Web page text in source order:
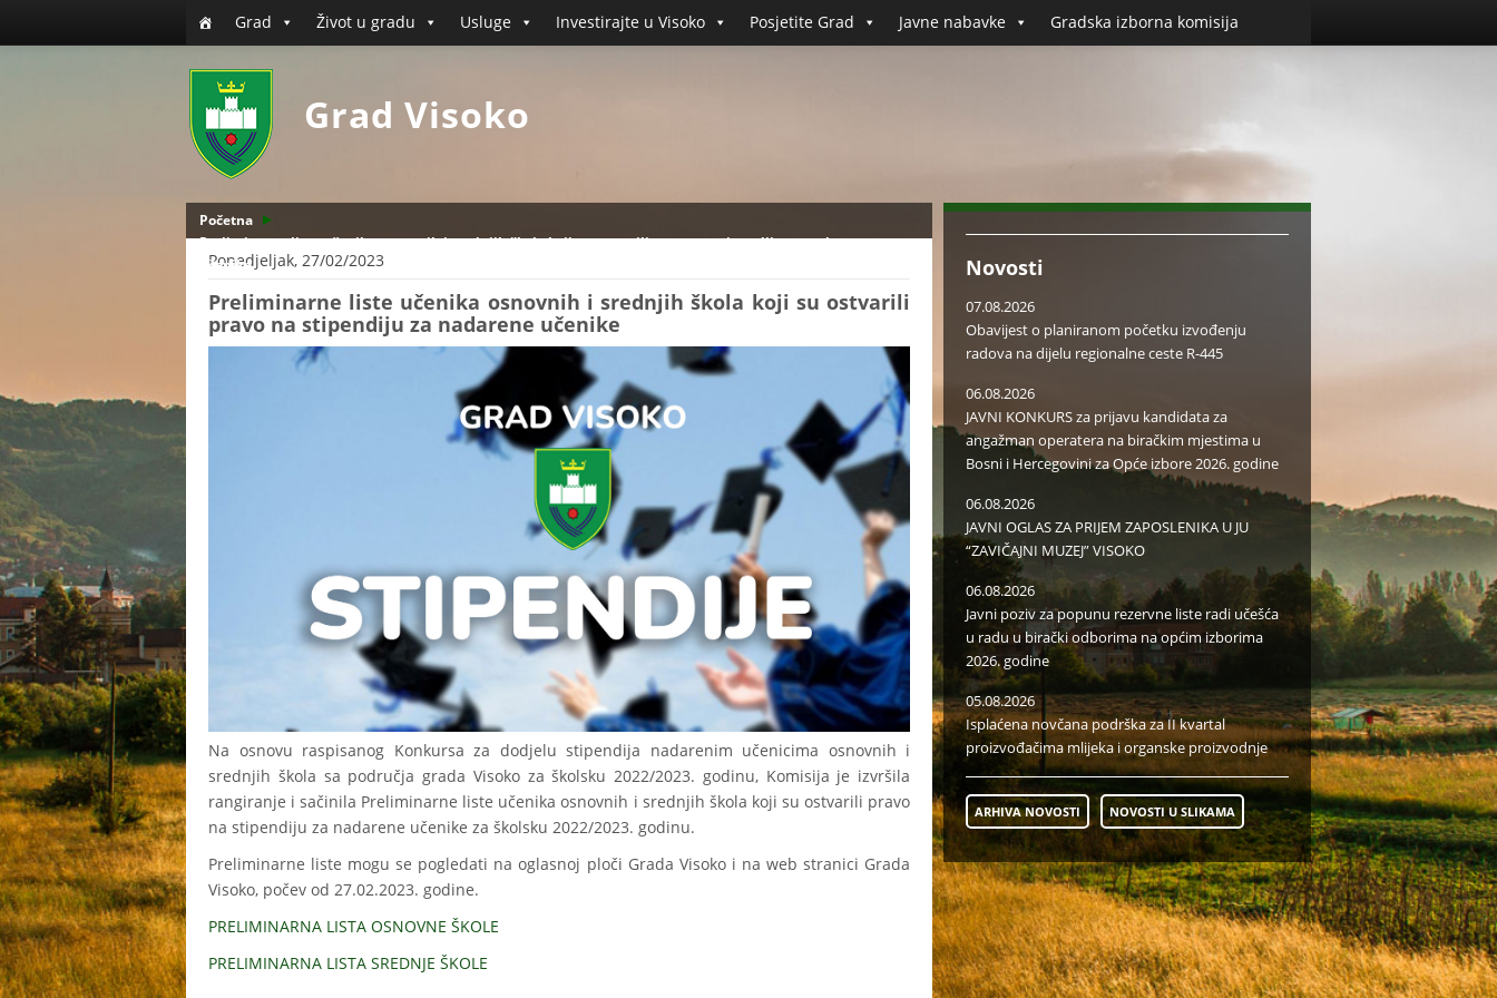
Grad Život u gradu Usluge Investirajte u Visoko Posjetite Grad Javne nabavke Gradska izborna komisija
Grad Visoko
Početna
Preliminarne liste učenika osnovnih i srednjih škola koji su ostvarili pravo na stipendiju za nadarene
učenike
Ponedjeljak, 27/02/2023
Preliminarne liste učenika osnovnih i srednjih škola koji su ostvarili
pravo na stipendiju za nadarene učenike
Na osnovu raspisanog Konkursa za dodjelu stipendija nadarenim učenicima osnovnih i
srednjih škola sa područja grada Visoko za školsku 2022/2023. godinu, Komisija je izvršila
rangiranje i sačinila Preliminarne liste učenika osnovnih i srednjih škola koji su ostvarili pravo
na stipendiju za nadarene učenike za školsku 2022/2023. godinu.
Preliminarne liste mogu se pogledati na oglasnoj ploči Grada Visoko i na web stranici Grada
Visoko, počev od 27.02.2023. godine.
PRELIMINARNA LISTA OSNOVNE ŠKOLE
PRELIMINARNA LISTA SREDNJE ŠKOLE
Novosti
07.08.2026
Obavijest o planiranom početku izvođenju
radova na dijelu regionalne ceste R-445
06.08.2026
JAVNI KONKURS za prijavu kandidata za
angažman operatera na biračkim mjestima u
Bosni i Hercegovini za Opće izbore 2026. godine
06.08.2026
JAVNI OGLAS ZA PRIJEM ZAPOSLENIKA U JU
“ZAVIČAJNI MUZEJ” VISOKO
06.08.2026
Javni poziv za popunu rezervne liste radi učešća
u radu u birački odborima na općim izborima
2026. godine
05.08.2026
Isplaćena novčana podrška za II kvartal
proizvođačima mlijeka i organske proizvodnje
ARHIVA NOVOSTI NOVOSTI U SLIKAMA